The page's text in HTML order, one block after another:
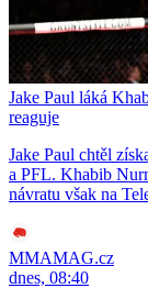
Jake Paul láká
reaguje
Jake Paul chtěl
a PFL. Khabib
návratu však na
MMAMAG.cz
dnes, 08:40